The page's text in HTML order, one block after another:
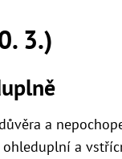
3.)
a
a